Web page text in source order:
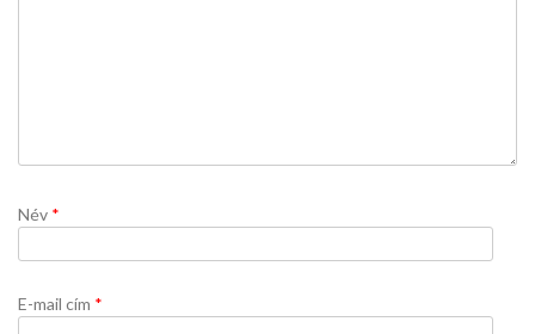
Név *
E-mail cím *